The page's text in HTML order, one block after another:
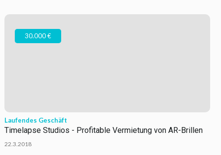
30.000 €
Laufendes Geschäft
Timelapse Studios - Profitable Vermietung von AR-Brillen
22.3.2018